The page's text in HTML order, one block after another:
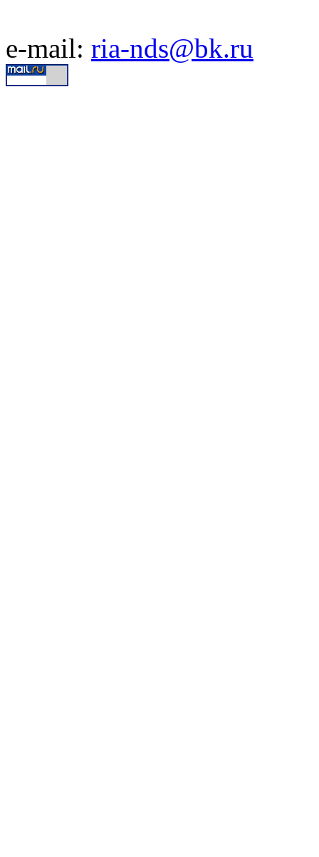
e-mail: ria-nds@bk.ru